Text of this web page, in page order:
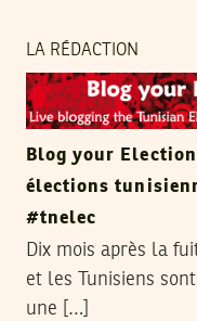
LA RÉDACTION
Blog your
élections
#tnelec
Dix mois après la
et les Tunisiens
une […]